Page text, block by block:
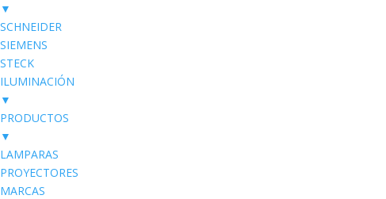
▼
SCHNEIDER
SIEMENS
STECK
ILUMINACIÓN
▼
PRODUCTOS
▼
LAMPARAS
PROYECTORES
MARCAS